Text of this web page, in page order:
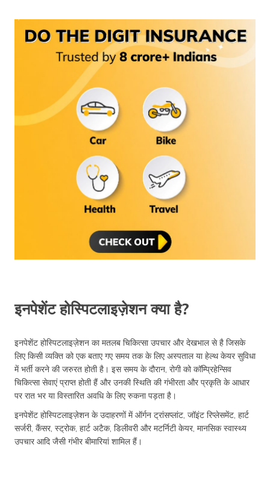
इनपेशेंट होस्पिटलाइज़ेशन क्या है?
इनपेशेंट होस्पिटलाइज़ेशन का मतलब चिकित्सा उपचार और देखभाल से है जिसके
लिए किसी व्यक्ति को एक बताए गए समय तक के लिए अस्पताल या हेल्थ केयर सुविधा
में भर्ती करने की जरुरत होती है। इस समय के दौरान, रोगी को कॉम्प्रिहेन्सिव
चिकित्सा सेवाएं प्राप्त होती हैं और उनकी स्थिति की गंभीरता और प्रकृति के आधार
पर रात भर या विस्तारित अवधि के लिए रुकना पड़ता है।
इनपेशेंट होस्पिटलाइज़ेशन के उदाहरणों में ऑर्गन ट्रांसप्लांट, जॉइंट रिप्लेसमेंट, हार्ट
सर्जरी, कैंसर, स्ट्रोक, हार्ट अटैक, डिलीवरी और मटर्निटी केयर, मानसिक स्वास्थ्य
उपचार आदि जैसी गंभीर बीमारियां शामिल हैं।